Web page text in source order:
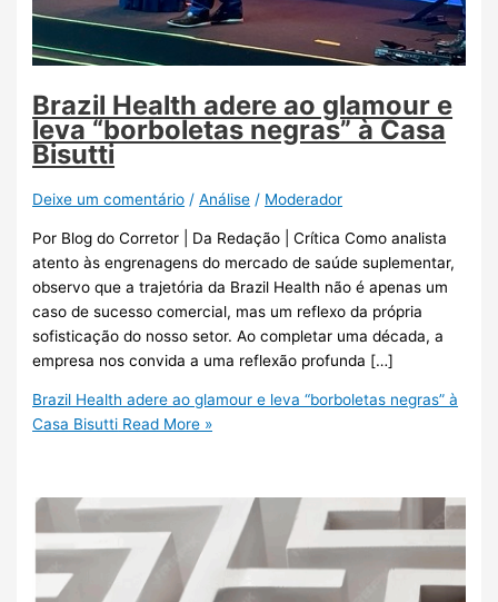
Brazil Health adere ao glamour e
leva “borboletas negras” à Casa
Bisutti
Deixe um comentário /Análise / Moderador
Por Blog do Corretor | Da Redação | Crítica Como analista
atento às engrenagens do mercado de saúde suplementar,
observo que a trajetória da Brazil Health não é apenas um
caso de sucesso comercial, mas um reflexo da própria
sofisticação do nosso setor. Ao completar uma década, a
empresa nos convida a uma reflexão profunda […]
Brazil Health adere ao glamour e leva “borboletas negras” à
Casa Bisutti Read More »